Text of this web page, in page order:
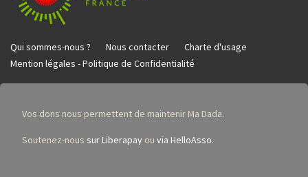
Qui sommes-nous ? Nous contacter
Charte d'usage
Mention légales - Politique de Confidentialité
Vos dons nous permettent de maintenir Ma Dada.
Soutenez-nous sur Liberapay ou via HelloAsso.